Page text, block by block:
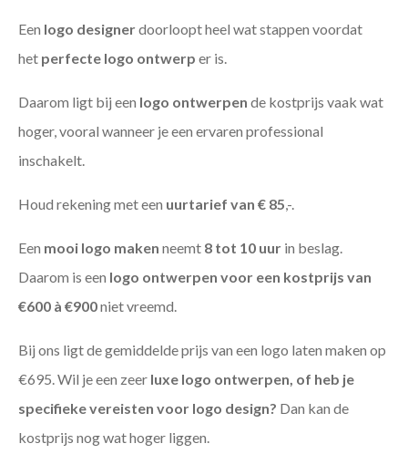
Een logo designerdoorloopt heel wat stappen voordat
het perfecte logo ontwerp er is.
Daarom ligt bij een logo ontwerpen de kostprijs vaak wat
hoger, vooral wanneer je een ervaren professional
inschakelt.
Houd rekening met een uurtarief van € 85,-.
Een mooi logo maken neemt 8 tot 10 uur in beslag.
Daarom is een logo ontwerpen voor een kostprijs van
€600 à €900niet vreemd.
Bij ons ligt de gemiddelde prijs van een logo laten maken op
€695. Wil je een zeer luxe logo ontwerpen, of heb je
specifieke vereisten voor logo design? Dan kan de
kostprijs nog wat hoger liggen.